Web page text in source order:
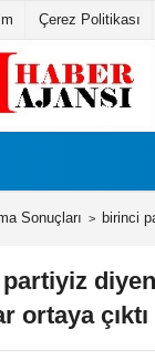
Çerez Politikası
Sonuçları birinci
ortaya